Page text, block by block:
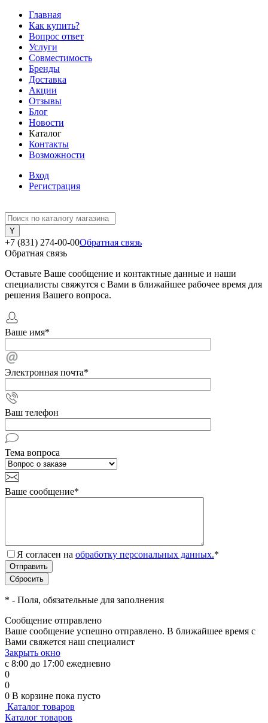
Главная
Как купить?
Вопрос ответ
Услуги
Совместимость
Бренды
Доставка
Акции
Отзывы
Блог
Новости
Каталог
Контакты
Возможности
Вход
Регистрация
+7 (831) 274-00-00Обратная связь
Обратная связь
Оставьте Ваше сообщение и контактные данные и наши
специалисты свяжутся с Вами в ближайшее рабочее время для
решения Вашего вопроса.
Ваше имя*
Электронная почта*
Ваш телефон
Тема вопроса
Ваше сообщение*
Я согласен на обработку персональных данных.*
* - Поля, обязательные для заполнения
Сообщение отправлено
Ваше сообщение успешно отправлено. В ближайшее время с
Вами свяжется наш специалист
Закрыть окно
с 8:00 до 17:00 ежедневно
0
0
0 В корзине пока пусто
Каталог товаров
Каталог товаров